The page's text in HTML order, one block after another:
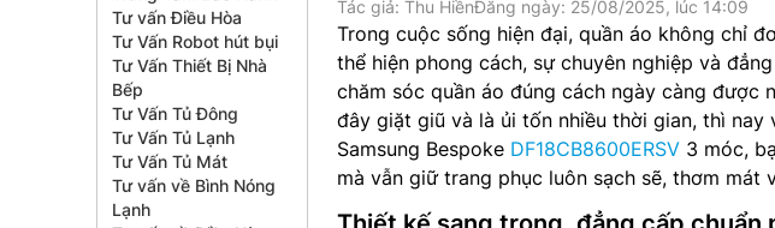
Tư vấn Điều Hòa
Tư Vấn Robot hút bụi
Tư Vấn Thiết Bị Nhà
Bếp
Tư Vấn Tủ Đông
Tư Vấn Tủ Lạnh
Tư Vấn Tủ Mát
Tư vấn về Bình Nóng
Lạnh
Tác giả: Thu HiềnĐăng ngày: 25/08/2025, lúc 14:09
Trong cuộc sống hiện đại, quần áo không chỉ
thể hiện phong cách, sự chuyên nghiệp và
chăm sóc quần áo đúng cách ngày càng được
đây giặt giũ và là ủi tốn nhiều thời gian, thì
Samsung Bespoke DF18CB8600ERSV 3 móc,
mà vẫn giữ trang phục luôn sạch sẽ, thơm mát